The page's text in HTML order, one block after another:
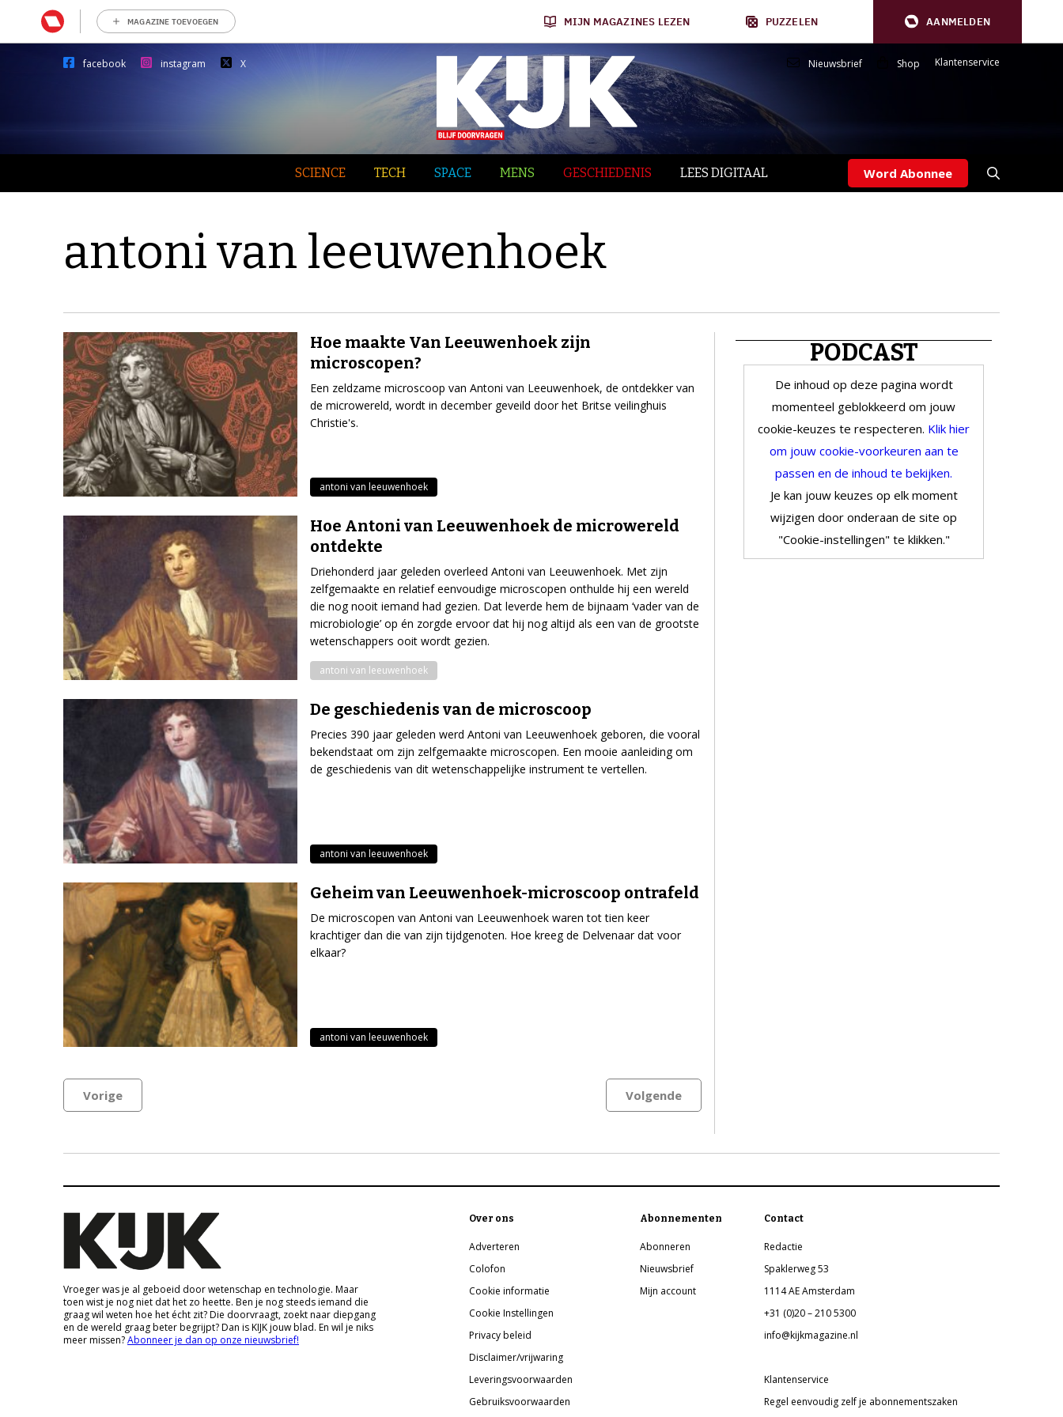
MAGAZINE TOEVOEGEN MIJN MAGAZINES LEZEN PUZZELEN AANMELDEN
facebook instagram X Nieuwsbrief Shop Klantenservice
SCIENCE TECH SPACE MENS GESCHIEDENIS LEES DIGITAAL Word Abonnee
antoni van leeuwenhoek
Hoe maakte Van Leeuwenhoek zijn
microscopen?
Een zeldzame microscoop van Antoni van Leeuwenhoek, de ontdekker van
de microwereld, wordt in december geveild door het Britse veilinghuis
Christie's.
antoni van leeuwenhoek
Hoe Antoni van Leeuwenhoek de microwereld
ontdekte
Driehonderd jaar geleden overleed Antoni van Leeuwenhoek. Met zijn
zelfgemaakte en relatief eenvoudige microscopen onthulde hij een wereld
die nog nooit iemand had gezien. Dat leverde hem de bijnaam ‘vader van de
microbiologie’ op én zorgde ervoor dat hij nog altijd als een van de grootste
wetenschappers ooit wordt gezien.
antoni van leeuwenhoek
De geschiedenis van de microscoop
Precies 390 jaar geleden werd Antoni van Leeuwenhoek geboren, die vooral
bekendstaat om zijn zelfgemaakte microscopen. Een mooie aanleiding om
de geschiedenis van dit wetenschappelijke instrument te vertellen.
antoni van leeuwenhoek
Geheim van Leeuwenhoek-microscoop ontrafeld
De microscopen van Antoni van Leeuwenhoek waren tot tien keer
krachtiger dan die van zijn tijdgenoten. Hoe kreeg de Delvenaar dat voor
elkaar?
antoni van leeuwenhoek
Vorige Volgende
PODCAST
De inhoud op deze pagina wordt
momenteel geblokkeerd om jouw
cookie-keuzes te respecteren. Klik hier
om jouw cookie-voorkeuren aan te
passen en de inhoud te bekijken.
Je kan jouw keuzes op elk moment
wijzigen door onderaan de site op
"Cookie-instellingen" te klikken."
Vroeger was je al geboeid door wetenschap en technologie. Maar
toen wist je nog niet dat het zo heette. Ben je nog steeds iemand die
graag wil weten hoe het écht zit? Die doorvraagt, zoekt naar diepgang
en de wereld graag beter begrijpt? Dan is KIJK jouw blad. En wil je niks
meer missen?Abonneer je dan op onze nieuwsbrief!
Over ons
Adverteren
Colofon
Cookie informatie
Cookie Instellingen
Privacy beleid
Disclaimer/vrijwaring
Leveringsvoorwaarden
Gebruiksvoorwaarden
Abonnementen
Abonneren
Nieuwsbrief
Mijn account
Contact
Redactie
Spaklerweg 53
1114 AE Amsterdam
+31 (0)20 – 210 5300
info@kijkmagazine.nl
Klantenservice
Regel eenvoudig zelf je abonnementszaken